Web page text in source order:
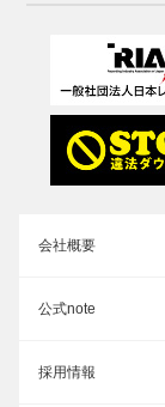
会社概要
公式note
採用情報